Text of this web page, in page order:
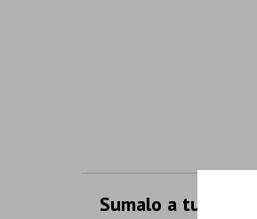
Sumalo a tu compra